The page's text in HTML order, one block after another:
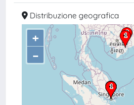
Distribuzione geografica
+
–